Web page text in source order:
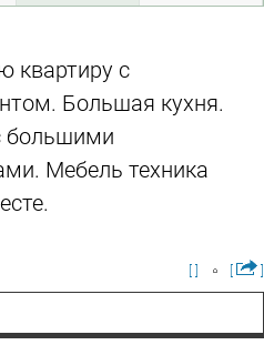
квартиру с
Большая кухня.
большими
Мебель техника